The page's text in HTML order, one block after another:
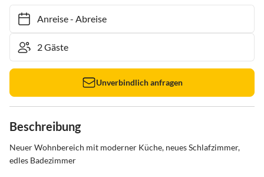
Anreise- Abreise
Unverbindlich anfragen
Beschreibung
Neuer Wohnbereich mit moderner Küche, neues Schlafzimmer,
edles Badezimmer